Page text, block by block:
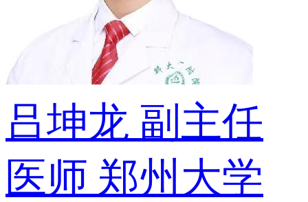
吕坤龙 副主任
医师 郑州大学